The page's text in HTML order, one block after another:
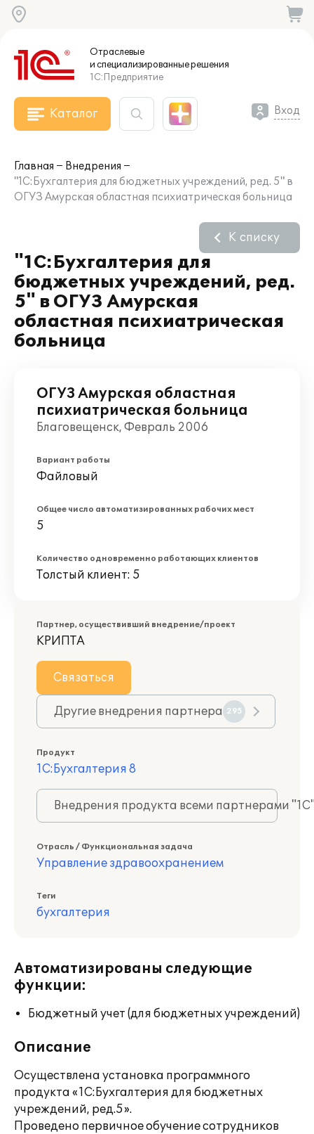
Отраслевые
и специализированныерешения
1С:Предприятие
Каталог Вход
Главная
Внедрения
"1С:Бухгалтерия для бюджетных учреждений, ред. 5" в
ОГУЗ Амурская областная психиатрическая больница
"1С:Бухгалтерия для
бюджетных учреждений, ред.
5" в ОГУЗ Амурская
областная психиатрическая
больница
К списку
ОГУЗ Амурская областная
психиатрическая больница
Благовещенск, Февраль 2006
Вариант работы
Файловый
Общее число автоматизированных рабочих мест
5
Количество одновременно работающих клиентов
Толстый клиент: 5
Партнер, осуществивший внедрение/проект
КРИПТА
Связаться
Другие внедрения партнера 295
Продукт
1С:Бухгалтерия 8
Внедрения продукта всеми партнерами
Отрасль / Функциональная задача
Управление здравоохранением
Теги
бухгалтерия
Автоматизированы следующие
функции:
Бюджетный учет (для бюджетных учреждений)
Описание
Осуществлена установка программного
продукта «1С:Бухгалтерия для бюджетных
учреждений, ред.5».
Проведено первичное обучение сотрудников